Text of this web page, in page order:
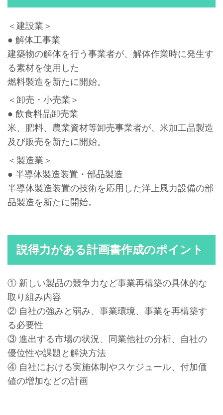
＜建設業＞
● 解体工事業
建築物の解体を行う事業者が、解体作業時に発生す
る素材を使用した
燃料製造を新たに開始。
＜卸売・小売業＞
● 飲食料品卸売業
米、肥料、農業資材等卸売事業者が、米加工品製造
及び販売を新たに開始。
＜製造業＞
● 半導体製造装置・部品製造
半導体製造装置の技術を応用した洋上風力設備の部
品製造を新たに開始。
説得力がある計画書作成のポイント
① 新しい製品の競争力など事業再構築の具体的な
取り組み内容
② 自社の強みと弱み、事業環境、事業を再構築す
る必要性
③ 進出する市場の状況、同業他社の分析、自社の
優位性や課題と解決方法
④ 自社における実施体制やスケジュール、付加価
値の増加などの計画